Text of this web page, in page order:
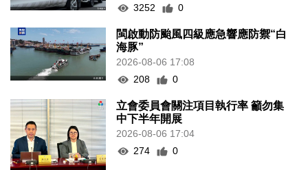
3252
0
閩啟動防颱風四級應急響應防禦“白
海豚”
2026-08-06 17:08
208
0
立會委員會關注項目執行率 籲勿集
中下半年開展
2026-08-06 17:04
274
0